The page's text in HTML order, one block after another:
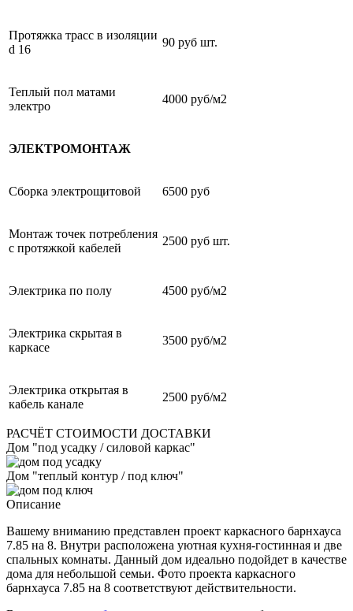
Протяжка трасс в изоляции
d 16
90 руб шт.
Теплый пол матами
электро
4000 руб/м2
ЭЛЕКТРОМОНТАЖ
Сборка электрощитовой 6500 руб
Монтаж точек потребления
с протяжкой кабелей
2500 руб шт.
Электрика по полу 4500 руб/м2
Электрика скрытая в
каркасе
3500 руб/м2
Электрика открытая в
кабель канале
2500 руб/м2
РАСЧЁТ СТОИМОСТИ ДОСТАВКИ
Дом "под усадку / силовой каркас"
Дом "теплый контур / под ключ"
Описание
Вашему вниманию представлен проект каркасного барнхауса
7.85 на 8. Внутри расположена уютная кухня-гостинная и две
спальных комнаты. Данный дом идеально подойдет в качестве
дома для небольшой семьи. Фото проекта каркасного
барнхауса 7.85 на 8 соответствуют действительности.